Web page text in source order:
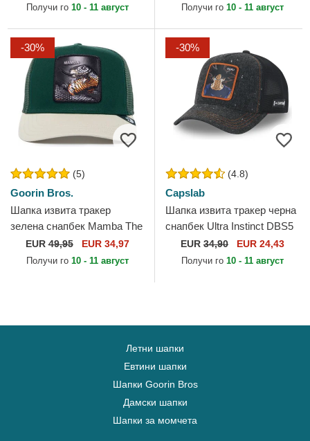
Farm от Goorin Bros.
Получи го 10 - 11 август Получи го 10 - 11 август
-30%
(5)
Goorin Bros.
Шапка извита тракер
зелена снапбек Mamba The
Farm Premium The Farm от
Goorin Bros.
EUR49,95 EUR 34,97
Получи го 10 - 11 август
-30%
(4.8)
Capslab
Шапка извита тракер черна
снапбек Ultra Instinct DBS5
SIG Сон Гоку Dragon Ball от
Capslab
EUR 34,90 EUR 24,43
Получи го 10 - 11 август
Летни шапки
Евтини шапки
Шапки Goorin Bros
Дамски шапки
Шапки за момчета